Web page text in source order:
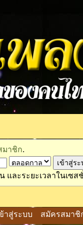
มาชิก.
และระยะเวลาในเซส
าสู่ระบบ สมัครสมาชิ